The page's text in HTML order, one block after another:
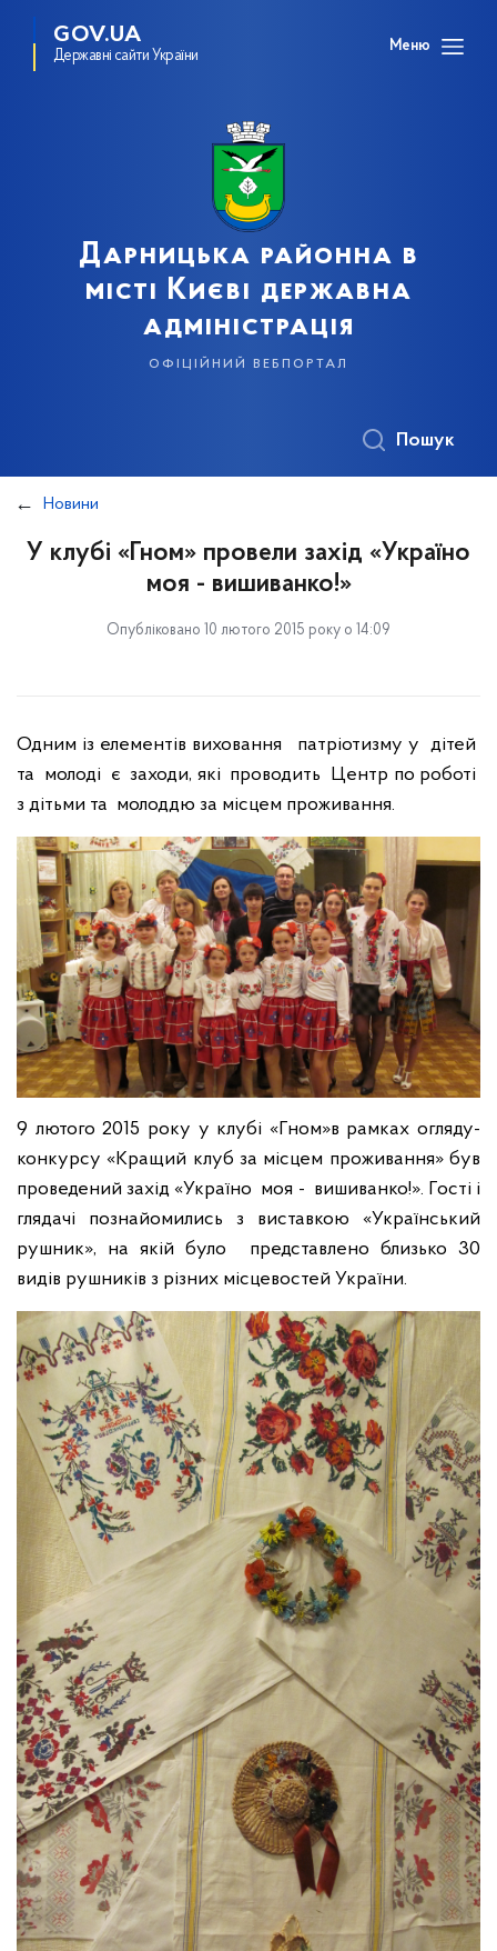
GOV.UA
Державні сайти України
Меню
Дарницька районна в
місті Києві державна
адміністрація
офіційний вебпортал
Пошук
Новини
У клубі «Гном» провели захід «Україно
моя - вишиванко!»
Опубліковано 10 лютого 2015 року о 14:09
Одним із елементів виховання патріотизму у дітей
та молоді є заходи, які проводить Центр по роботі
з дітьми та молоддю за місцем проживання.
9 лютого 2015 року у клубі «Гном»в рамках огляду-
конкурсу «Кращий клуб за місцем проживання» був
проведений захід «Україно моя - вишиванко!». Гості і
глядачі познайомились з виставкою «Український
рушник», на якій було представлено близько 30
видів рушників з різних місцевостей України.